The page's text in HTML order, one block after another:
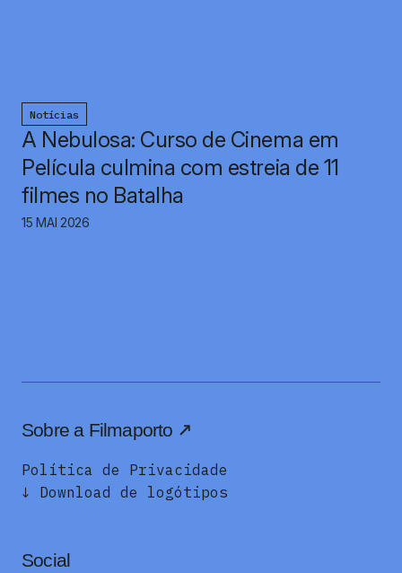
Notícias
A Nebulosa: Curso de Cinema em
Película culmina com estreia de 11
filmes no Batalha
15 MAI 2026
Sobre a Filmaporto
Política de Privacidade
↓ Download de logótipos
Social